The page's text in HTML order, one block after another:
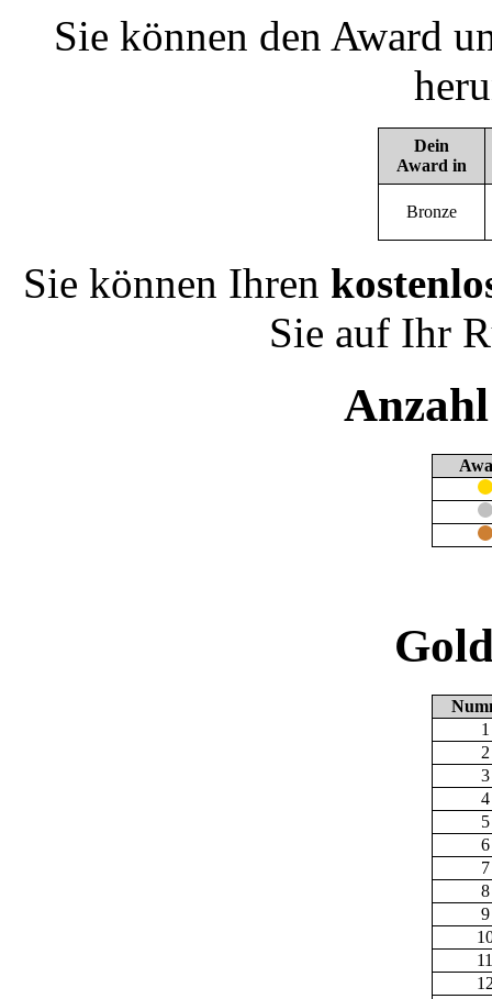
Sie können den Award
Dein
Award in
Bronze
Sie können Ihren
Sie auf Ihr
1
2
3
4
5
6
7
8
9
11